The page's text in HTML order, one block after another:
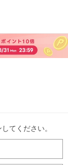
てください。